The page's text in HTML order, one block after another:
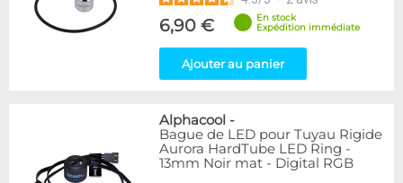
Tygon
XSPC
7
9
15
Plexi
5
Rouge
6,90 €
En stock
Expédition immédiate
Ajouter au panier
Alphacool -
Bague de LED pour Tuyau Rigide
Aurora HardTube LED Ring -
13mm Noir mat - Digital RGB